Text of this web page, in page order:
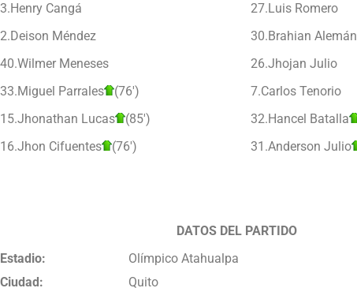
3.Henry Cangá
27.Luis Romero
2.Deison Méndez
30.Brahian Alemán
40.Wilmer Meneses
26.Jhojan Julio
33.Miguel Parrales
(76′)
7.Carlos Tenorio
15.Jhonathan Lucas
(85′) 32.Hancel Batalla
16.Jhon Cifuentes
(76′) 31.Anderson Julio
DATOS DEL PARTIDO
Estadio:
Olímpico Atahualpa
Ciudad:
Quito